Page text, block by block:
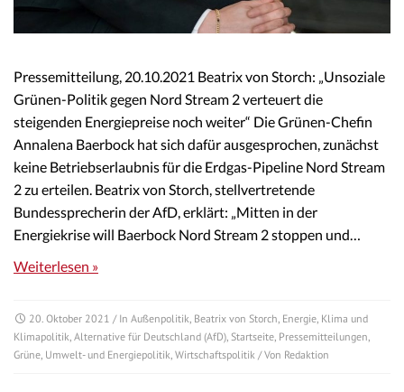
Pressemitteilung, 20.10.2021 Beatrix von Storch: „Unsoziale
Grünen-Politik gegen Nord Stream 2 verteuert die
steigenden Energiepreise noch weiter“ Die Grünen-Chefin
Annalena Baerbock hat sich dafür ausgesprochen, zunächst
keine Betriebserlaubnis für die Erdgas-Pipeline Nord Stream
2 zu erteilen. Beatrix von Storch, stellvertretende
Bundessprecherin der AfD, erklärt: „Mitten in der
Energiekrise will Baerbock Nord Stream 2 stoppen und…
Weiterlesen »
20. Oktober 2021 / In Außenpolitik Beatrix von Storch Energie Klima und
Klimapolitik Alternative für Deutschland (AfD) Startseite Pressemitteilungen
Grüne Umwelt- und Energiepolitik Wirtschaftspolitik / Von Redaktion